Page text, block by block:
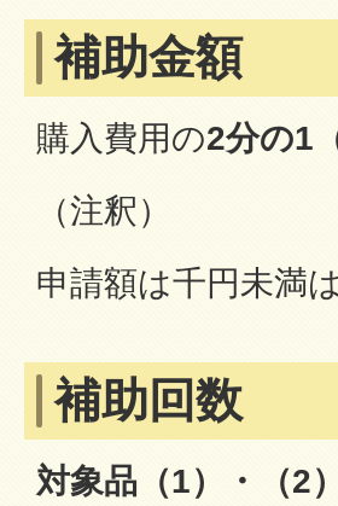
補助金額
購入費用の2分の1
（注釈）
申請額は千円未満
補助回数
対象品（1）・（2